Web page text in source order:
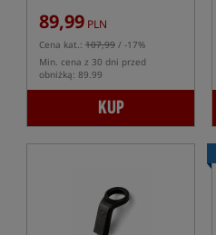
89,99 PLN
Cena kat.: 107,99 / -17%
Min. cena z 30 dni przed
obniżką: 89.99
KUP